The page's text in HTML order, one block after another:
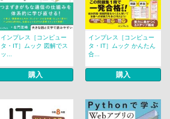
インプレス［コンピュー
タ・IT］ムック 図解でス
ッ...
購入
インプレス［コンピュー
タ・IT］ムック かんたん
合...
購入